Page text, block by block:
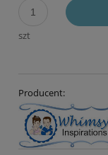
szt
Producent: